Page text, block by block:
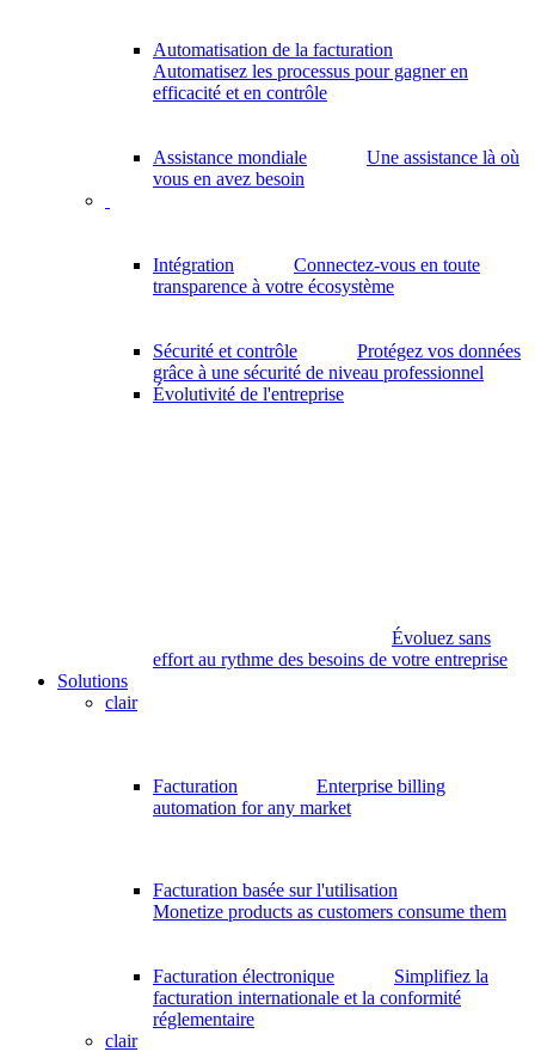
Automatisation de la facturation
Automatisez les processus pour gagner en
efficacité et en contrôle
Assistance mondiale
Une assistance là où
vous en avez besoin
Intégration
Connectez-vous en toute
transparence à votre écosystème
Sécurité et contrôle
Protégez vos données
grâce à une sécurité de niveau professionnel
Évolutivité de l'entreprise
Évoluez sans
effort au rythme des besoins de votre entreprise
Solutions
clair
Facturation
Enterprise billing
automation for any market
Facturation basée sur l'utilisation
Monetize products as customers consume them
Facturation électronique
Simplifiez la
facturation internationale et la conformité
réglementaire
clair